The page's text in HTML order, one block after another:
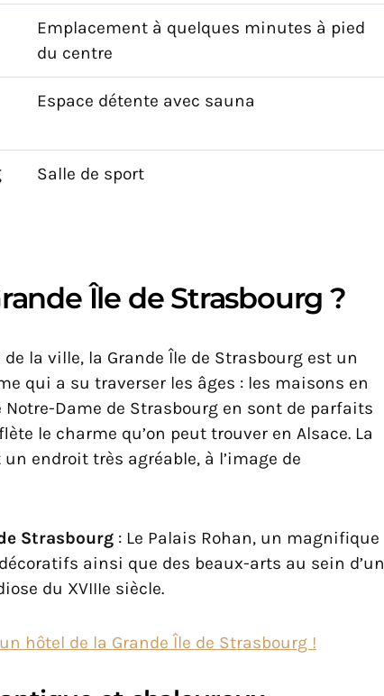
Emplacement à quelques minutes à pied
du centre
Espace détente avec sauna
Salle de sport
Île de Strasbourg ?
la ville, la Grande Île de Strasbourg est un
qui a su traverser les âges : les maisons en
Dame de Strasbourg en sont de parfaits
le charme qu’on peut trouver en Alsace. La
endroit très agréable, à l’image de
Strasbourg : Le Palais Rohan, un magnifique
ainsi que des beaux-arts au sein d’un
du XVIIIe siècle.
hôtel de la Grande Île de Strasbourg !